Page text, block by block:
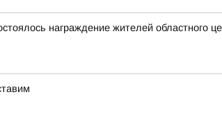
награждение жителей областного